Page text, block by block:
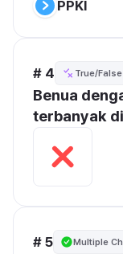
PPKI
# 4 True/False
Benua
terbanyak
# 5 Multiple